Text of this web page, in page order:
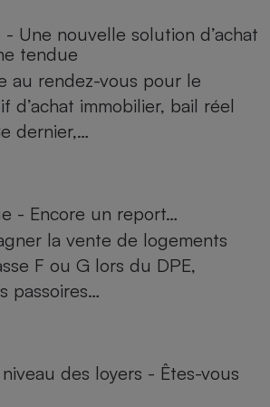
Une nouvelle solution d’achat
tendue
au rendez-vous pour le
d’achat immobilier, bail réel
dernier,…
- Encore un report…
la vente de logements
F ou G lors du DPE,
passoires…
des loyers - Êtes-vous